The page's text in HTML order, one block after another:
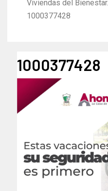
Viviendas del Bienestar.
1000377428
1000377428